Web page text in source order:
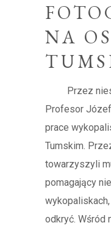
NA
Przez
Profesor
prace
Tumskim.
towarzyszyli
pomagający
odkryć. Wśród